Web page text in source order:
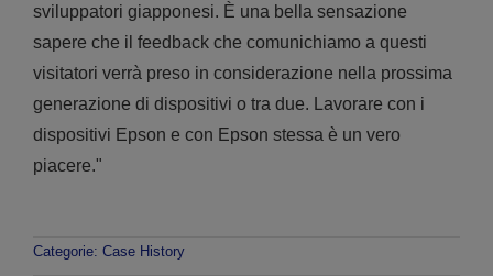
sviluppatori giapponesi. È una bella sensazione
sapere che il feedback che comunichiamo a questi
visitatori verrà preso in considerazione nella prossima
generazione di dispositivi o tra due. Lavorare con i
dispositivi Epson e con Epson stessa è un vero
piacere."
Categorie: Case History